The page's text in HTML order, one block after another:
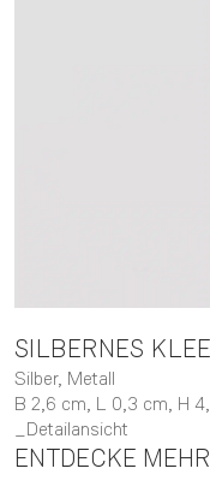
SILBERNES
Silber, Metall
B 2,6 cm, L 0,3 cm, H
Detailansicht
ENTDECKE